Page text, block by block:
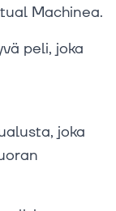
Machinea.
peli, joka
joka